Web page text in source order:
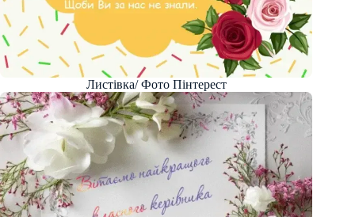
Листівка/ Фото Пінтерест